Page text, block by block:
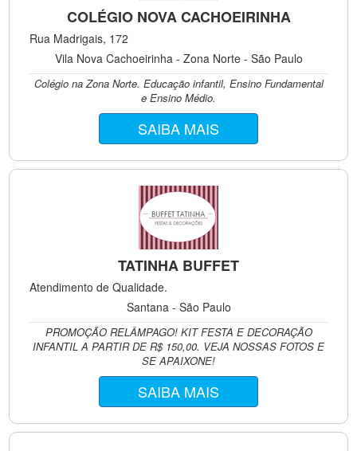
COLÉGIO NOVA CACHOEIRINHA
Rua Madrigais, 172
Vila Nova Cachoeirinha - Zona Norte - São Paulo
Colégio na Zona Norte. Educação infantil, Ensino Fundamental
e Ensino Médio.
SAIBA MAIS
TATINHA BUFFET
Atendimento de Qualidade.
Santana - São Paulo
PROMOÇÃO RELÂMPAGO! KIT FESTA E DECORAÇÃO
INFANTIL A PARTIR DE R$ 150,00. VEJA NOSSAS FOTOS E
SE APAIXONE!
SAIBA MAIS